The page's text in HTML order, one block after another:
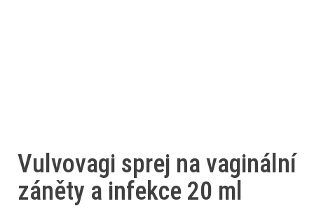
Vulvovagi sprej na vaginální
záněty a infekce 20 ml